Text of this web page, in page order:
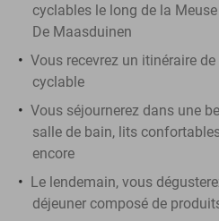
cyclables le long de la
De Maasduinen
Vous recevrez un itinéraire
cyclable
Vous séjournerez dans une
salle de bain, lits
encore
Le lendemain, vous
déjeuner composé de